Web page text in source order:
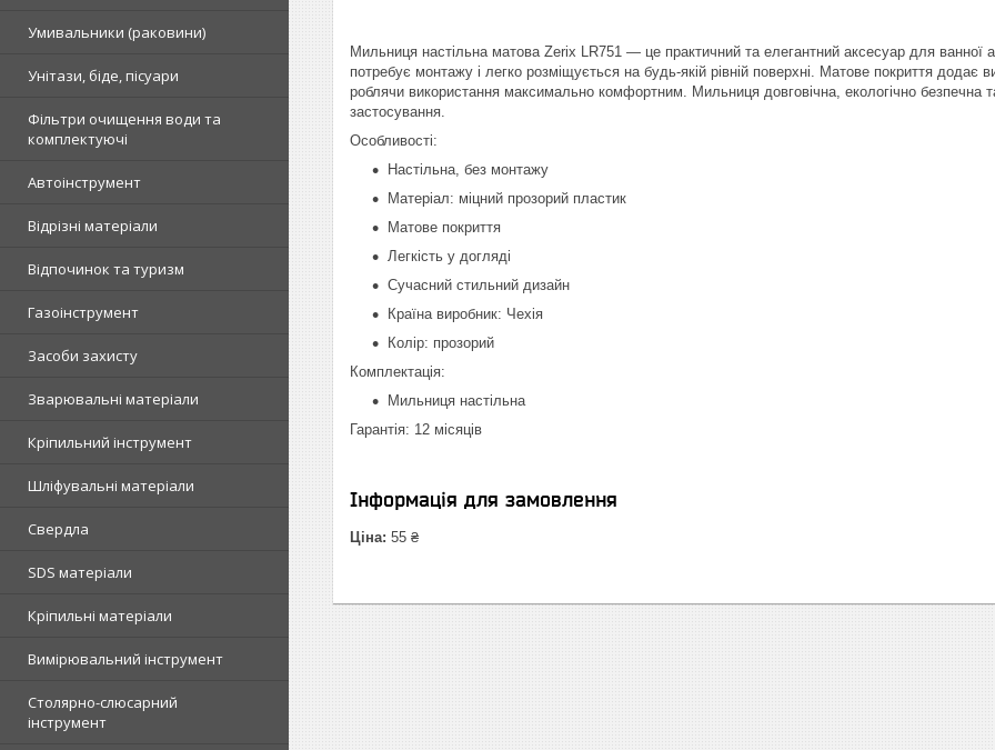
Умивальники (раковини)
Унітази, біде, пісуари
Фільтри очищення води та
комплектуючі
Автоінструмент
Відрізні матеріали
Відпочинок та туризм
Газоінструмент
Засоби захисту
Зварювальні матеріали
Кріпильний інструмент
Шліфувальні матеріали
Свердла
SDS матеріали
Кріпильні матеріали
Вимірювальний інструмент
Столярно-слюсарний
інструмент
Мильниця настільна матова Zerix LR751 — це практичний та елегантний аксесуар для ванної
потребує монтажу і легко розміщується на будь-якій рівній поверхні. Матове покриття
роблячи використання максимально комфортним. Мильниця довговічна, екологічно безпечна
застосування.
Особливості:
Настільна, без монтажу
Матеріал: міцний прозорий пластик
Матове покриття
Легкість у догляді
Сучасний стильний дизайн
Країна виробник: Чехія
Колір: прозорий
Комплектація:
Мильниця настільна
Гарантія: 12 місяців
Інформація для замовлення
Ціна: 55 ₴